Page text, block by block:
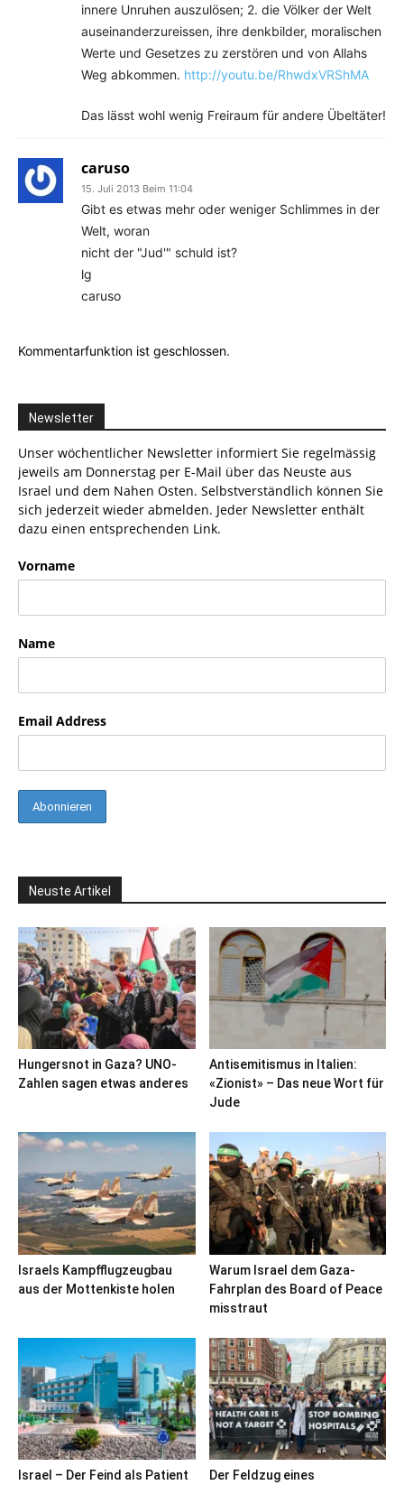
innere Unruhen auszulösen; 2. die Völker der Welt
auseinanderzureissen, ihre denkbilder, moralischen
Werte und Gesetzes zu zerstören und von Allahs
Weg abkommen. http://youtu.be/RhwdxVRShMA
Das lässt wohl wenig Freiraum für andere Übeltäter!
caruso
15. Juli 2013 Beim 11:04
Gibt es etwas mehr oder weniger Schlimmes in der
Welt, woran
nicht der "Jud'" schuld ist?
lg
caruso
Kommentarfunktion ist geschlossen.
Newsletter
Unser wöchentlicher Newsletter informiert Sie regelmässig
jeweils am Donnerstag per E-Mail über das Neuste aus
Israel und dem Nahen Osten. Selbstverständlich können Sie
sich jederzeit wieder abmelden. Jeder Newsletter enthält
dazu einen entsprechenden Link.
Vorname
Name
Email Address
Neuste Artikel
Hungersnot in Gaza? UNO-
Zahlen sagen etwas anderes
Antisemitismus in Italien:
«Zionist» – Das neue Wort für
Jude
Israels Kampfflugzeugbau
aus der Mottenkiste holen
Warum Israel dem Gaza-
Fahrplan des Board of Peace
misstraut
Israel – Der Feind als Patient
Der Feldzug eines